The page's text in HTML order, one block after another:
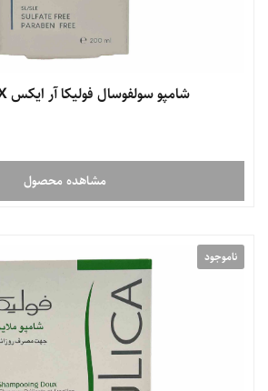
شامپو سولفوسال فولیکا آر ایکس Fulica RX
مشاهده محصول
ناموجود